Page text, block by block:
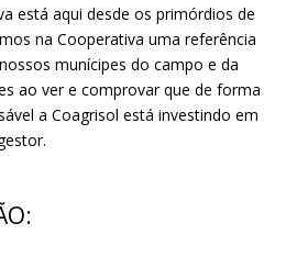
está aqui desde os primórdios de
na Cooperativa uma referência
munícipes do campo e da
ao ver e comprovar que de forma
a Coagrisol está investindo em